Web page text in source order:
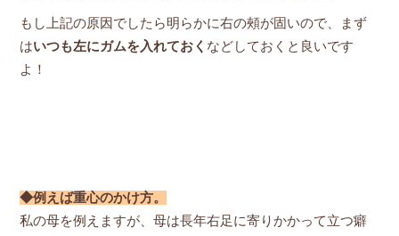
もし上記の原因でしたら明らかに右の頰が固いので、まず
はいつも左にガムを入れておく などしておくと良いです
よ！
◆例えば重心のかけ方。
私の母を例えますが、母は長年右足に寄りかかって立つ癖